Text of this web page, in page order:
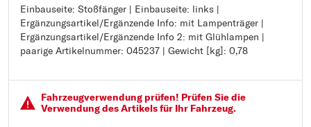
Einbauseite: Stoßfänger | Einbauseite: links |
Ergänzungsartikel/Ergänzende Info: mit Lampenträger |
Ergänzungsartikel/Ergänzende Info 2: mit Glühlampen |
paarige Artikelnummer: 045237 | Gewicht [kg]: 0,78
Einbauseite: Stoßfänger
Einbauseite: links
Ergänzungsartikel/Ergänzende Info: mit Lampenträger
Ergänzungsartikel/Ergänzende Info 2: mit Glühlampen
Gewicht [kg]: 0,78
Fahrzeugver­wendung prüfen! Prüfen Sie die
Verwendung des Artikels für Ihr Fahrzeug.